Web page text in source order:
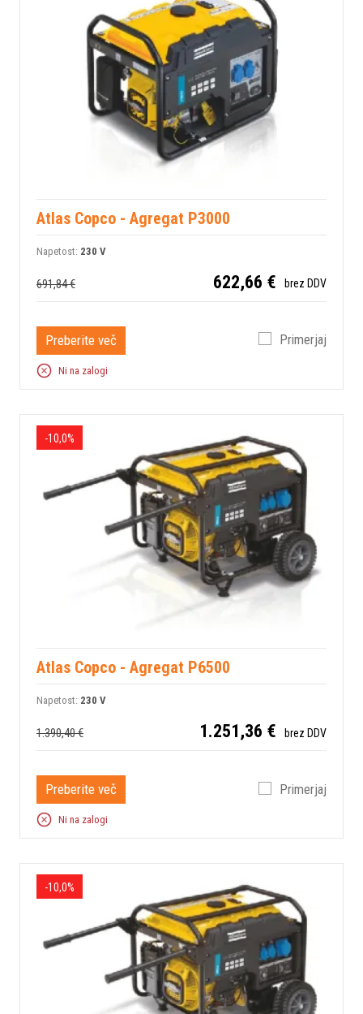
Atlas Copco - Agregat P3000
Napetost: 230 V
691,84 € 622,66 € brez DDV
Preberite več Primerjaj
Ni na zalogi
-10,0%
Atlas Copco - Agregat P6500
Napetost: 230 V
1.390,40 € 1.251,36 € brez DDV
Preberite več Primerjaj
Ni na zalogi
-10,0%